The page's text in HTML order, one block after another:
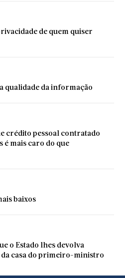
de quem quiser
qualidade da informação
crédito pessoal contratado
é mais caro do que
baixos
o Estado lhes devolva
casa do primeiro-ministro